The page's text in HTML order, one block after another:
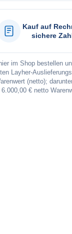
Kauf auf
sichere
im Shop bestellen
Layher-
(netto);
6.000,00 € netto